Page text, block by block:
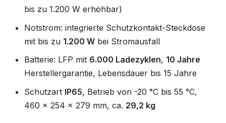
bis zu 1.200 W erhöhbar)
Notstrom: integrierte Schutzkontakt-Steckdose
mit bis zu 1.200 W bei Stromausfall
Batterie: LFP mit 6.000 Ladezyklen, 10 Jahre
Herstellergarantie, Lebensdauer bis 15 Jahre
Schutzart IP65, Betrieb von -20 °C bis 55 °C,
460 x 254 x 279 mm, ca. 29,2 kg